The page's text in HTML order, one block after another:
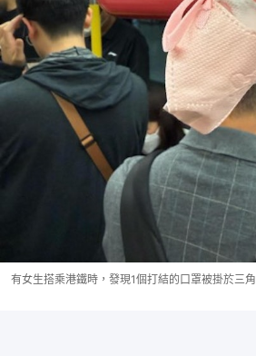
有女生搭乘港鐵時，發現1個打結的口罩被掛於三